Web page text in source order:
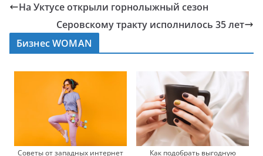
На Уктусе открыли горнолыжный сезон
Серовскому тракту исполнилось 35 лет
Бизнес WOMAN
Советы от западных интернет
Как подобрать выгодную